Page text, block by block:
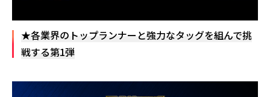
★各業界のトップランナーと強力なタッグを組んで挑
戦する第1弾